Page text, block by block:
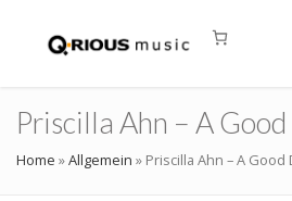
Priscilla Ahn – A
Home »Allgemein » Priscilla Ahn – A Good